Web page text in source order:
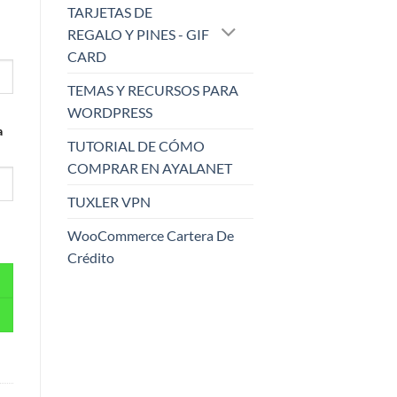
TARJETAS DE
REGALO Y PINES - GIF
CARD
TEMAS Y RECURSOS PARA
WORDPRESS
TUTORIAL DE CÓMO
COMPRAR EN AYALANET
TUXLER VPN
WooCommerce Cartera De
Crédito